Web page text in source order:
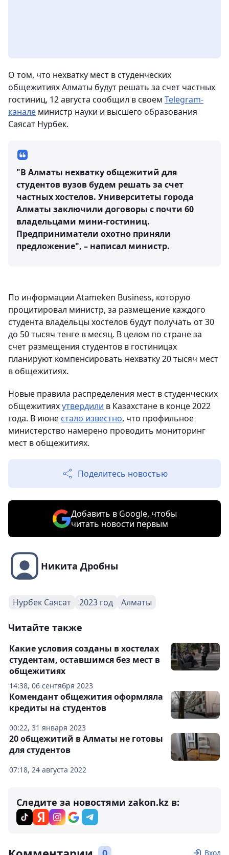
О том, что нехватку мест в студенческих
общежитиях Алматы будут решать за счет частных
гостиниц, 12 августа сообщил в своем Telegram-
канале министр науки и высшего образования
Саясат Нурбек.
"В Алматы нехватку общежитий для
студентов вузов будем решать за счет
частных хостелов. Университеты города
Алматы заключили договоры с почти 60
владельцами мини-гостиниц.
Предприниматели охотно приняли
предложение", – написал министр.
По информации Atameken Business, которую
процитировал министр, за размещение каждого
студента владельцы хостелов будут получать от 30
до 50 тысяч тенге в месяц. В целом по стране за
счет размещения студентов в гостиницах
планируют компенсировать нехватку 20 тысяч мест
в общежитиях.
Новые правила распределения мест в студенческих
общежитияхутвердили в Казахстане в конце 2022
года. В июне стало известно, что профильное
министерство намерено проводить мониторинг
мест в общежитиях.
Поделитесь новостью
Добавить в Google, чтобы
читать новости первым
Никита Дробны
Нурбек Саясат 2023 год Алматы
Читайте также
14:38, 06 сентября 2023
Какие условия созданы в хостелах
студентам, оставшимся без мест в
общежитиях
00:22, 31 января 2023
Комендант общежития оформляла
кредиты на студентов
07:18, 24 августа 2022
20 общежитий в Алматы не готовы
для студентов
Следите за новостями zakon.kz в:
Вход